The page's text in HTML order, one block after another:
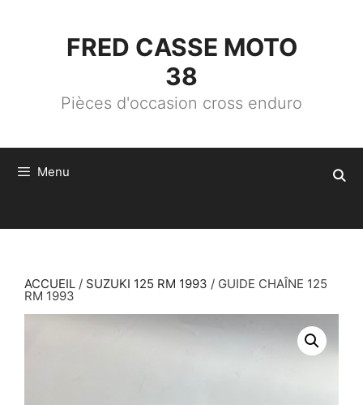
FRED CASSE MOTO
38
Pièces d'occasion cross enduro
Menu
ACCUEIL / SUZUKI 125 RM 1993 / GUIDE CHAÎNE 125
RM 1993